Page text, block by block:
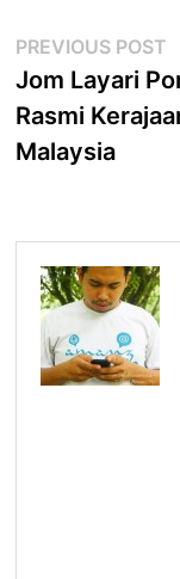
Post
navigation
PREVIOUS POST
Jom Layari
Rasmi
Malaysia